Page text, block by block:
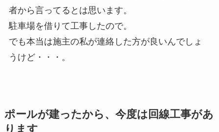
者から言ってるとは思います。
駐車場を借りて工事したので。
でも本当は施主の私が連絡した方が良いんでしょ
うけど・・・。
ポールが建ったから、今度は回線工事があ
ります